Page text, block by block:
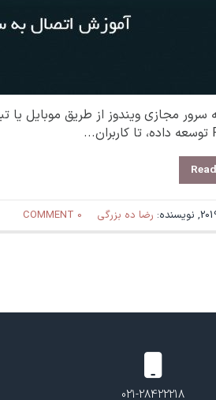
سرور مجازی ویندوز از طریق موبایل یا
رضا ده بزرگی 0 COMMENT
021-28422218